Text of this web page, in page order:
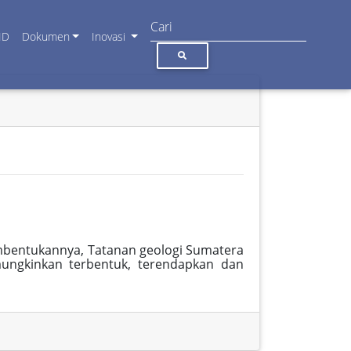
Dokumen Inovasi
Tatanan geologi Sumatera
terbentuk, terendapkan dan